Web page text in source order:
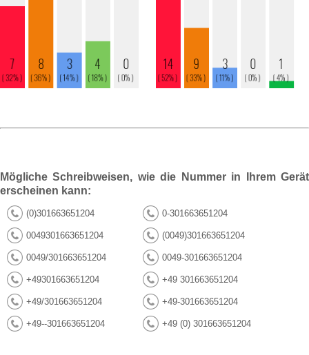
Mögliche Schreibweisen, wie die Nummer in Ihrem Gerät
erscheinen kann:
(0)301663651204 0-301663651204
0049301663651204 (0049)301663651204
0049/301663651204 0049-301663651204
+49301663651204 +49 301663651204
+49/301663651204 +49-301663651204
+49--301663651204 +49 (0) 301663651204